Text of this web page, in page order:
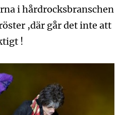
i hårdrocksbranschen
,där går det inte att
!